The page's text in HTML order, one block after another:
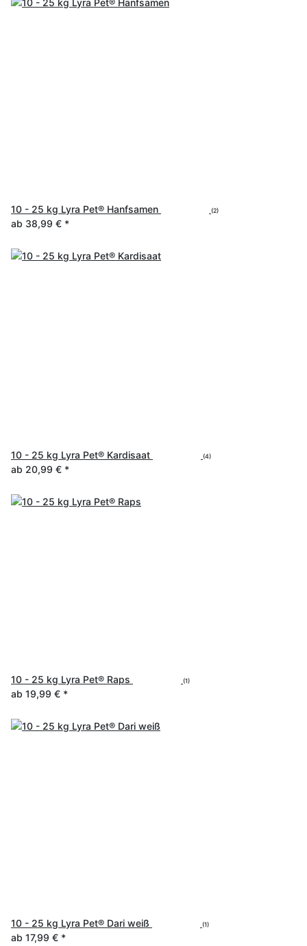
10 - 25 kg Lyra Pet® Hanfsamen (2)
ab 38,99 € *
10 - 25 kg Lyra Pet® Kardisaat (4)
ab 20,99 € *
10 - 25 kg Lyra Pet® Raps (1)
ab 19,99 € *
10 - 25 kg Lyra Pet® Dari weiß (1)
ab 17,99 € *